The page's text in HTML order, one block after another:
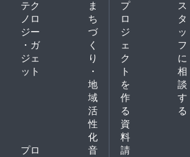
きました。収録本数も
1000本を超えていま
す。なので安心してい
らしていただけるスタ
ジオであると自負して
おりますのでこの機会
にスタジオを知ってい
ただくと同時にお気軽
テク
ノロ
ジー
・ガ
ジェ
ット
ま
ち
づ
く
り
・
地
域
活
性
化
プロ
音
プ
ロ
ジ
ェ
ク
ト
を
作
る
ス
タ
ッ
フ
に
相
談
す
る
資
料
請